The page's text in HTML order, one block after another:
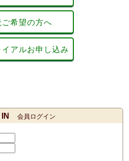
ご希望の方へ
アルお申し込み
会員ログイン